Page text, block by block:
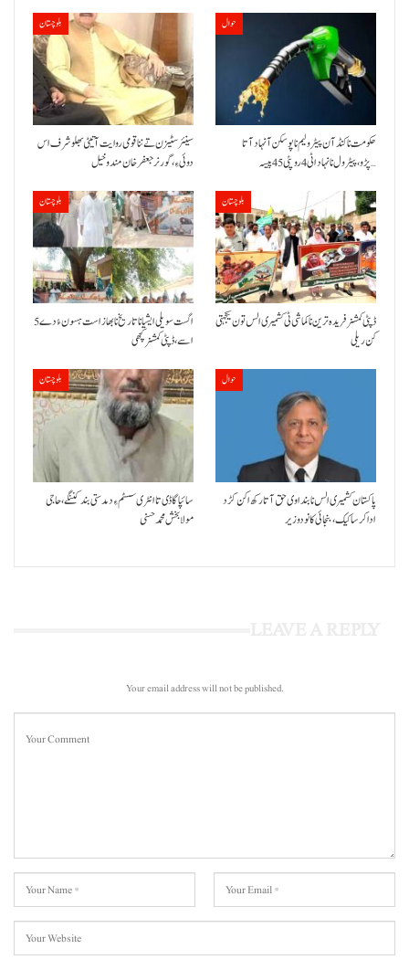
بلوچستان
سینئر سٹیزن تے ننا قومی روایت آتیٹی بھلو شرف اس
دوئی ءِ،گورنر جعفرخان مندوخیل
حوال
حکومت نا کنڈ آن پیٹرولیم نا پوسکن آ نہاد آتا
پڑو،پیٹرول نا نہاد اٹی 4 روپئی 45 پیسہ…
بلوچستان
5 اگست سویلی ایشیا نا تاریخ نا بھاز است ہسون ءُ دے
اسے،ڈپٹی کمشنر کچھی
بلوچستان
ڈپٹی کمشنر فریدہ ترین نا کماشی ٹی کشمیری الس تون یکجہتی
کن ریلی
بلوچستان
سائپا گاڈی تا انٹری سسٹم ءِ دمدستی بند کننگے، حاجی
مولا بخش محمد حسنی
حوال
پاکستان کشمیری الس نا بنداوی حق آتا رکھ اکن کڑد
ادا کرسا کیک ،بنجائی کانودوزیر
Your email address will not be published.